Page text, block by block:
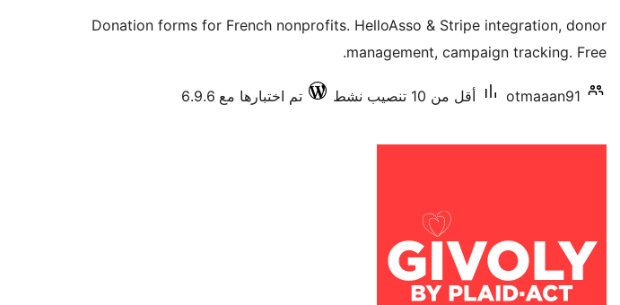
Donation forms for French nonprofits. HelloAsso & Stripe integration, donor
management, campaign tracking. Free.
otmaaan91 أقل من 10 تنصيب نشط تم اختبارها مع 6.9.6